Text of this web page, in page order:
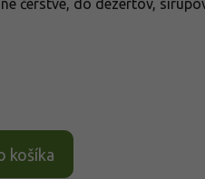
košíka
čerstvé, do dezertov,